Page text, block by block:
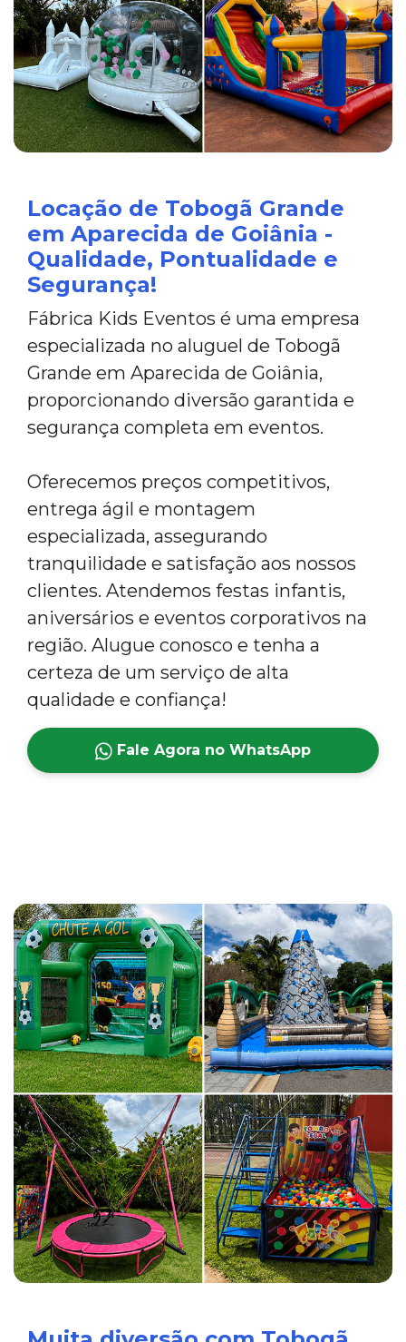
Locação de Tobogã Grande
em Aparecida de Goiânia -
Qualidade, Pontualidade e
Segurança!
Fábrica Kids Eventos é uma empresa
especializada no aluguel de Tobogã
Grande em Aparecida de Goiânia,
proporcionando diversão garantida e
segurança completa em eventos.
Oferecemos preços competitivos,
entrega ágil e montagem
especializada, assegurando
tranquilidade e satisfação aos nossos
clientes. Atendemos festas infantis,
aniversários e eventos corporativos na
região. Alugue conosco e tenha a
certeza de um serviço de alta
qualidade e confiança!
Fale Agora no WhatsApp